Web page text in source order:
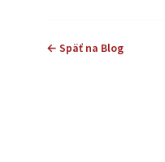
← Späť na Blog